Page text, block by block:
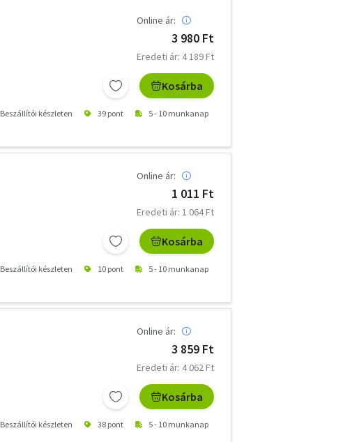
Online ár:
3 980 Ft
Eredeti ár: 4 189 Ft
Kosárba
Beszállítói készleten 39 pont 5 - 10 munkanap
Online ár:
1 011 Ft
Eredeti ár: 1 064 Ft
Kosárba
Beszállítói készleten 10 pont 5 - 10 munkanap
Online ár:
3 859 Ft
Eredeti ár: 4 062 Ft
Kosárba
Beszállítói készleten 38 pont 5 - 10 munkanap